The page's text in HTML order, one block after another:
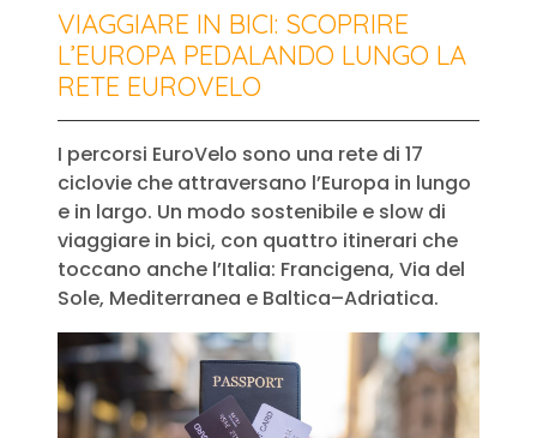
VIAGGIARE IN BICI: SCOPRIRE
L’EUROPA PEDALANDO LUNGO LA
RETE EUROVELO
I percorsi EuroVelo sono una rete di 17
ciclovie che attraversano l’Europa in lungo
e in largo. Un modo sostenibile e slow di
viaggiare in bici, con quattro itinerari che
toccano anche l’Italia: Francigena, Via del
Sole, Mediterranea e Baltica–Adriatica.